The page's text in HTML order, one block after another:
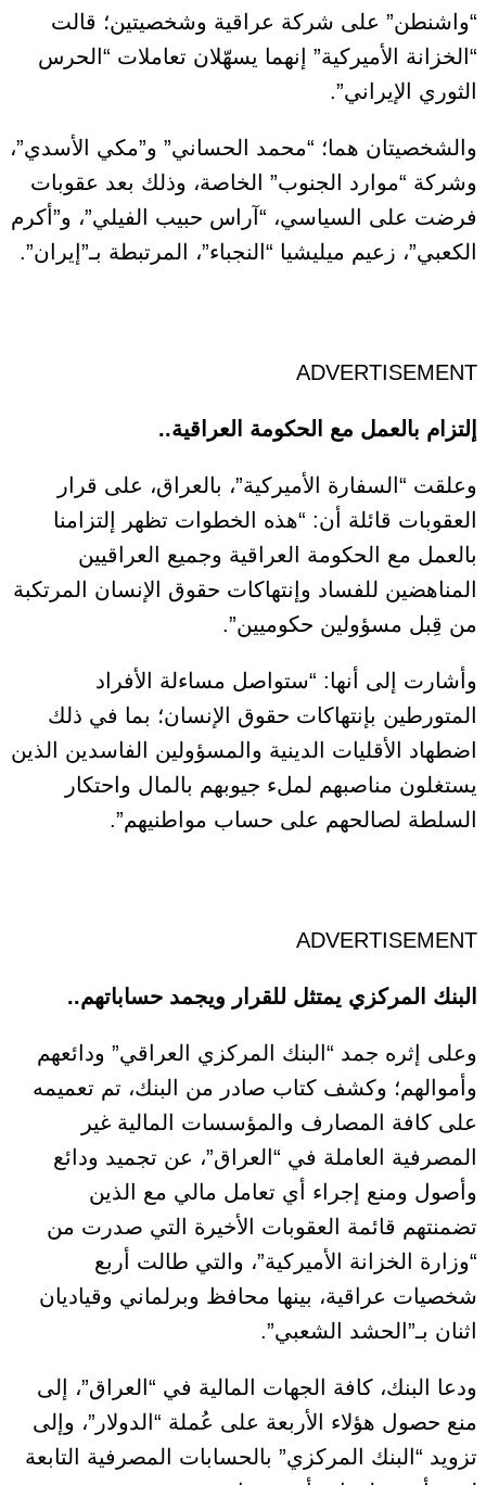
“واشنطن” على شركة عراقية وشخصيتين؛ قالت
“الخزانة الأميركية” إنهما يسهّلان تعاملات “الحرس
الثوري الإيراني”.
والشخصيتان هما؛ “محمد الحساني” و”مكي الأسدي”،
وشركة “موارد الجنوب” الخاصة، وذلك بعد عقوبات
فرضت على السياسي، “آراس حبيب الفيلي”، و”أكرم
الكعبي”، زعيم ميليشيا “النجباء”، المرتبطة بـ”إيران”.
ADVERTISEMENT
لتزام بالعمل مع الحكومة العراقية..
وعلقت “السفارة الأميركية”، بالعراق، على قرار
العقوبات قائلة أن: “هذه الخطوات تظهر إلتزامنا
بالعمل مع الحكومة العراقية وجميع العراقيين
المناهضين للفساد وإنتهاكات حقوق الإنسان المرتكبة
من قِبل مسؤولين حكوميين”.
وأشارت إلى أنها: “ستواصل مساءلة الأفراد
المتورطين بإنتهاكات حقوق الإنسان؛ بما في ذلك
اضطهاد الأقليات الدينية والمسؤولين الفاسدين الذين
يستغلون مناصبهم لملء جيوبهم بالمال واحتكار
السلطة لصالحهم على حساب مواطنيهم”.
ADVERTISEMENT
البنك المركزي يمتثل للقرار ويجمد حساباتهم..
وعلى إثره جمد “البنك المركزي العراقي” ودائعهم
وأموالهم؛ وكشف كتاب صادر من البنك، تم تعميمه
على كافة المصارف والمؤسسات المالية غير
المصرفية العاملة في “العراق”، عن تجميد ودائع
وأصول ومنع إجراء أي تعامل مالي مع الذين
تضمنتهم قائمة العقوبات الأخيرة التي صدرت من
“وزارة الخزانة الأميركية”، والتي طالت أربع
شخصيات عراقية، بينها محافظ وبرلماني وقياديان
اثنان بـ”الحشد الشعبي”.
ودعا البنك، كافة الجهات المالية في “العراق”، إلى
منع حصول هؤلاء الأربعة على عُملة “الدولار”، وإلى
تزويد “البنك المركزي” بالحسابات المصرفية التابعة